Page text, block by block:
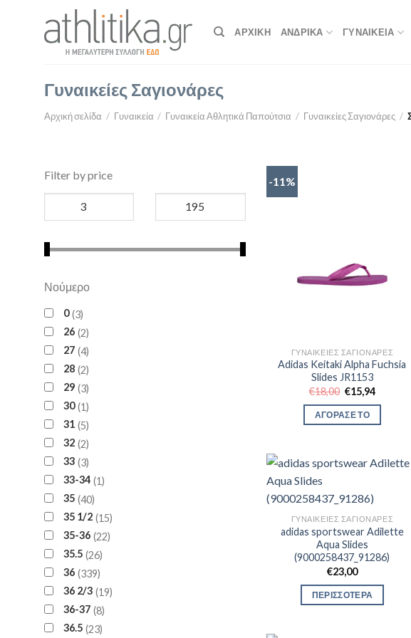
ΑΡΧΙΚΉ ΑΝΔΡΙΚΑ ΓΥΝΑΙΚΕΙΑ
Γυναικείες Σαγιονάρες
Αρχική σελίδα / Γυναικεία / Γυναικεία Αθλητικά Παπούτσια / Γυναικείες Σαγιονάρες /
Filter by price
Νούμερο
0 3
26 2
27 4
28 2
29 3
30 1
31 5
32 2
33 3
33-34 1
35 40
35 1/2 15
35-36 22
35.5 26
36 339
36 2/3 19
36-37 8
36.5 23
-11%
ΓΥΝΑΙΚΕΊΕΣ ΣΑΓΙΟΝΆΡΕΣ
Adidas Keitaki Alpha Fuchsia
Slides JR1153
€18,00 Original
price
was:
€18,00.
€15,94Η
ΑΓΟΡΑΣΕ ΤΟ
ΓΥΝΑΙΚΕΊΕΣ ΣΑΓΙΟΝΆΡΕΣ
adidas sportswear Adilette
Aqua Slides
(9000258437_91286)
€23,00
ΠΕΡΙΣΣΟΤΕΡΑ